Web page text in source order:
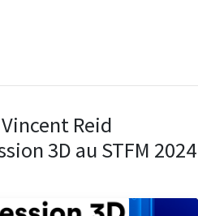
Reid
3D au STFM 2024